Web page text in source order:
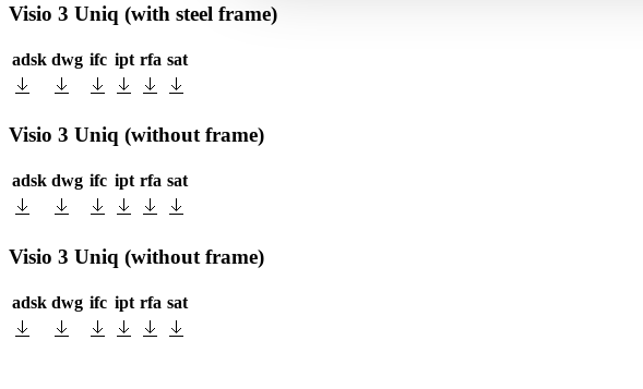
Visio 3 Uniq (with steel frame)
adsk dwg ifc ipt rfa sat
Visio 3 Uniq (without frame)
adsk dwg ifc ipt rfa sat
Visio 3 Uniq (without frame)
adsk dwg ifc ipt rfa sat